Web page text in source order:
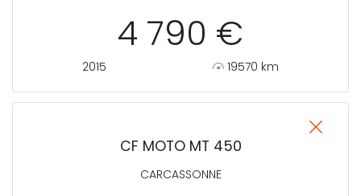
4 790 €
2015 19570 km
CF MOTO MT 450
CARCASSONNE